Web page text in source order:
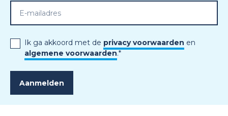
Ik ga akkoord met de privacy voorwaarden en
algemene voorwaarden.*